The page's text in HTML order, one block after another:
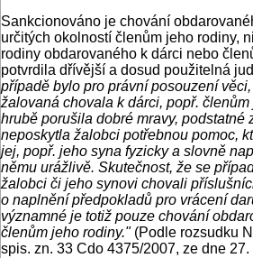
Sankcionováno je chování
určitých okolností členům jeho rodiny,
rodiny obdarovaného k dárci nebo
potvrdila dřívější a dosud použitelná
případě bylo pro právní posouzení
žalovaná chovala k dárci, popř.
hrubě porušila dobré mravy, podstatné
neposkytla žalobci potřebnou pomoc,
jej, popř. jeho syna fyzicky a slovně
němu urážlivě. Skutečnost, že se
žalobci či jeho synovi chovali
o naplnění předpokladů pro vrácení
významné je totiž pouze chování
členům jeho rodiny." (Podle rozsudku
spis. zn. 33 Cdo 4375/2007, ze dne 27.